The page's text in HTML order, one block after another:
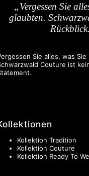
„Vergessen Sie
glaubten.
Sie alles, was
Couture ist
Kollektion Tradition
Kollektion Couture
Kollektion Ready To